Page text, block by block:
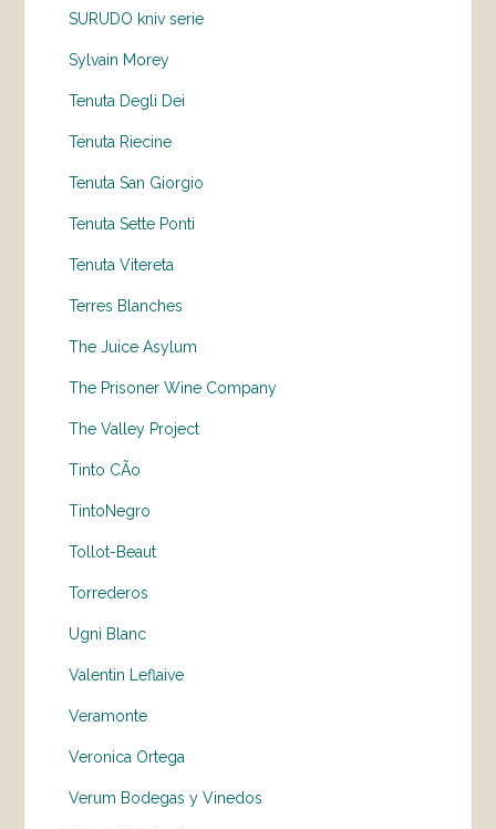
SURUDO kniv serie
Sylvain Morey
Tenuta Degli Dei
Tenuta Riecine
Tenuta San Giorgio
Tenuta Sette Ponti
Tenuta Vitereta
Terres Blanches
The Juice Asylum
The Prisoner Wine Company
The Valley Project
Tinto CÃo
TintoNegro
Tollot-Beaut
Torrederos
Ugni Blanc
Valentin Leflaive
Veramonte
Veronica Ortega
Verum Bodegas y Vinedos